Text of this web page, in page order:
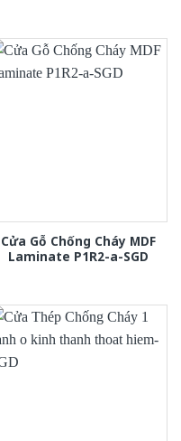
Cửa Gỗ Chống Cháy MDF
Laminate P1R2-a-SGD